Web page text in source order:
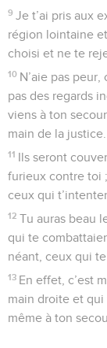
9 Je t’ai pris aux
région lointaine
choisi et ne te
10 N’aie pas
pas des regards
viens à ton
main de la justice.
11 Ils seront
furieux contre toi
ceux qui
12 Tu auras beau
qui te
néant, ceux qui
13 En effet, c’est
main droite et qui
même à ton